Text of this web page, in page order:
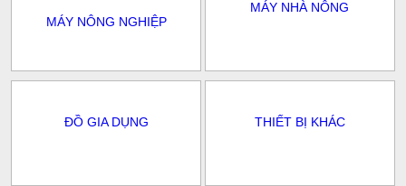
MÁY NÔNG NGHIỆP
MÁY NHÀ NÔNG
ĐỒ GIA DỤNG THIẾT BỊ KHÁC